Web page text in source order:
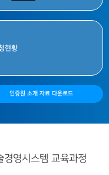
현황
인증원 소개 자료 다운로드
영시스템 교육과정